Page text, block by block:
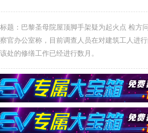
：巴黎圣母院屋顶脚手架疑为起火点 检方
官办公室称，目前调查人员在对建筑工人进
处的修缮工作已经进行数月。